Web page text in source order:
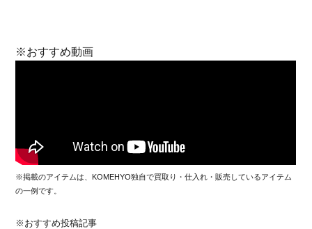
※おすすめ動画
※掲載のアイテムは、KOMEHYO独自で買取り・仕入れ・販売しているアイテム
の一例です。
※おすすめ投稿記事